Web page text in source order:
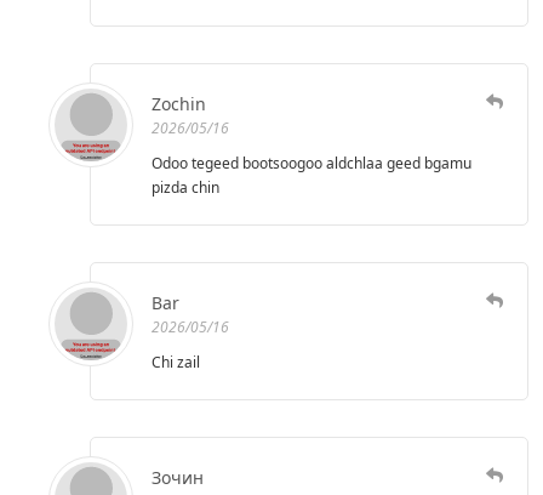
Zochin
2026/05/16
Odoo tegeed bootsoogoo aldchlaa geed bgamu
pizda chin
Bar
2026/05/16
Chi zail
Зочин